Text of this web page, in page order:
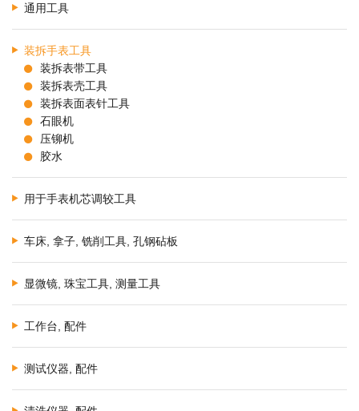
通用工具
装拆手表工具
装拆表带工具
装拆表壳工具
装拆表面表针工具
石眼机
压铆机
胶水
用于手表机芯调较工具
车床, 拿子, 铣削工具, 孔钢砧板
显微镜, 珠宝工具, 测量工具
工作台, 配件
测试仪器, 配件